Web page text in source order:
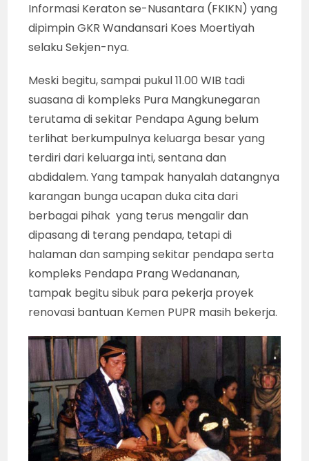
Informasi Keraton se-Nusantara (FKIKN) yang
dipimpin GKR Wandansari Koes Moertiyah
selaku Sekjen-nya.
Meski begitu, sampai pukul 11.00 WIB tadi
suasana di kompleks Pura Mangkunegaran
terutama di sekitar Pendapa Agung belum
terlihat berkumpulnya keluarga besar yang
terdiri dari keluarga inti, sentana dan
abdidalem. Yang tampak hanyalah datangnya
karangan bunga ucapan duka cita dari
berbagai pihak yang terus mengalir dan
dipasang di terang pendapa, tetapi di
halaman dan samping sekitar pendapa serta
kompleks Pendapa Prang Wedananan,
tampak begitu sibuk para pekerja proyek
renovasi bantuan Kemen PUPR masih bekerja.